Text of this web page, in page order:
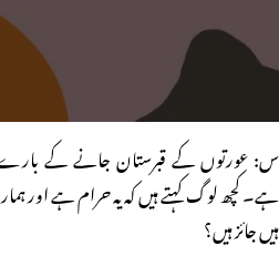
س: عورتوں کے قبرستان جانے کے
ہے۔ کچھ لوگ کہتے ہیں کہ یہ حرام ہے اور
ہیں جائز ہیں؟